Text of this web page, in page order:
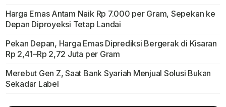
Harga Emas Antam Naik Rp 7.000 per Gram, Sepekan ke
Depan Diproyeksi Tetap Landai
Pekan Depan, Harga Emas Diprediksi Bergerak di Kisaran
Rp 2,41–Rp 2,72 Juta per Gram
Merebut Gen Z, Saat Bank Syariah Menjual Solusi Bukan
Sekadar Label